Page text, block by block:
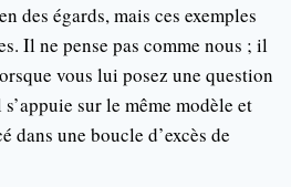
des égards, mais ces exemples
Il ne pense pas comme nous ; il
vous lui posez une question
sur le même modèle et
dans une boucle d’excès de